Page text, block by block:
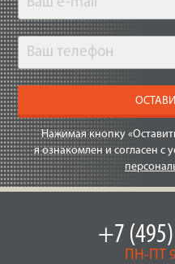
Нажимая кнопку
я ознакомлен и согласен с
+7
ПН-ПТ